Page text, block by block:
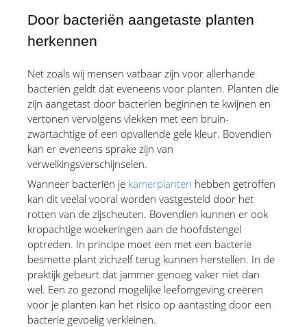
Door bacteriën aangetaste planten
herkennen
Net zoals wij mensen vatbaar zijn voor allerhande
bacteriën geldt dat eveneens voor planten. Planten die
zijn aangetast door bacteriën beginnen te kwijnen en
vertonen vervolgens vlekken met een bruin-
zwartachtige of een opvallende gele kleur. Bovendien
kan er eveneens sprake zijn van
verwelkingsverschijnselen.
Wanneer bacteriën je kamerplanten hebben getroffen
kan dit veelal vooral worden vastgesteld door het
rotten van de zijscheuten. Bovendien kunnen er ook
kropachtige woekeringen aan de hoofdstengel
optreden. In principe moet een met een bacterie
besmette plant zichzelf terug kunnen herstellen. In de
praktijk gebeurt dat jammer genoeg vaker niet dan
wel. Een zo gezond mogelijke leefomgeving creëren
voor je planten kan het risico op aantasting door een
bacterie gevoelig verkleinen.